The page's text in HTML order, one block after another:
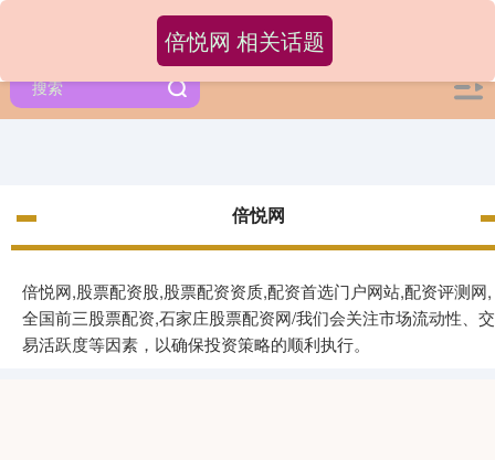
倍悦网
倍悦网,股票配资股,股票配资资质,配资首选门户网站,配资评测网,
全国前三股票配资,石家庄股票配资网/我们会关注市场流动性、交
易活跃度等因素，以确保投资策略的顺利执行。
倍悦网 相关话题